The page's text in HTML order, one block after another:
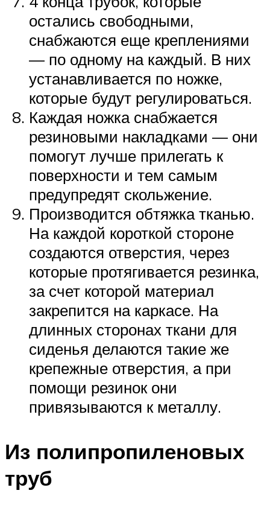
остались свободными,
снабжаются еще креплениями
— по одному на каждый. В них
устанавливается по ножке,
которые будут регулироваться.
Каждая ножка снабжается
резиновыми накладками — они
помогут лучше прилегать к
поверхности и тем самым
предупредят скольжение.
Производится обтяжка тканью.
На каждой короткой стороне
создаются отверстия, через
которые протягивается резинка,
за счет которой материал
закрепится на каркасе. На
длинных сторонах ткани для
сиденья делаются такие же
крепежные отверстия, а при
помощи резинок они
привязываются к металлу.
Из полипропиленовых
труб